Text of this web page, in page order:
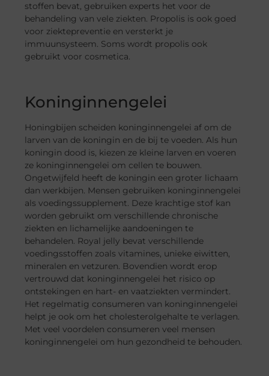
stoffen bevat, gebruiken experts het voor de
behandeling van vele ziekten. Propolis is ook goed
voor ziektepreventie en versterkt je
immuunsysteem. Soms wordt propolis ook
gebruikt voor cosmetica.
Koninginnengelei
Honingbijen scheiden koninginnengelei af om de
larven van de koningin en de bij te voeden. Als hun
koningin dood is, kiezen ze kleine larven en voeren
ze koninginnengelei om cellen te bouwen.
Ongetwijfeld heeft de koningin een groter lichaam
dan werkbijen. Mensen gebruiken koninginnengelei
als voedingssupplement. Deze krachtige stof kan
worden gebruikt om verschillende chronische
ziekten en lichamelijke aandoeningen te
behandelen. Royal jelly bevat verschillende
voedingsstoffen zoals vitamines, unieke eiwitten,
mineralen en vetzuren. Bovendien wordt erop
vertrouwd dat koninginnengelei het risico op
ontstekingen en hart- en vaatziekten vermindert.
Het regelmatig consumeren van koninginnengelei
helpt je ook om het cholesterolgehalte te verlagen.
Met veel voordelen consumeren veel mensen
koninginnengelei om hun gezondheid te behouden.